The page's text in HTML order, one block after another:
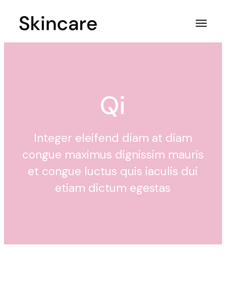
Qi
Integer eleifend diam at diam
congue maximus dignissim mauris
et congue luctus quis iaculis dui
etiam dictum egestas